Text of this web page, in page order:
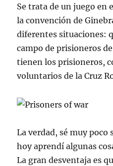
Se trata de un juego en
la convención de
diferentes situaciones:
campo de prisioneros
tienen los prisioneros,
voluntarios de la Cruz
La verdad, sé muy
hoy aprendí algunas
La gran desventaja es